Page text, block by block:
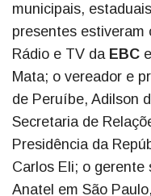
municipais,
presentes estiveram
Rádio e TV da EBC
Mata; o vereador e
de Peruíbe, Adilson
Secretaria de
Presidência da
Carlos Eli; o
Anatel em São